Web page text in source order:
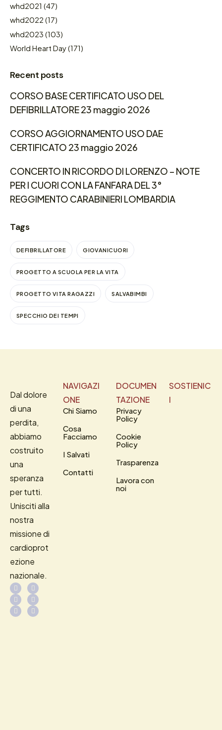
whd2021 (47)
whd2022 (17)
whd2023 (103)
World Heart Day(171)
Recent posts
CORSO BASE CERTIFICATO USO DEL
DEFIBRILLATORE 23 maggio 2026
CORSO AGGIORNAMENTO USO DAE
CERTIFICATO 23 maggio 2026
CONCERTO IN RICORDO DI LORENZO – NOTE
PER I CUORI CON LA FANFARA DEL 3°
REGGIMENTO CARABINIERI LOMBARDIA
Tags
DEFIBRILLATORE GIOVANICUORI
PROGETTO A SCUOLA PER LA VITA
PROGETTO VITA RAGAZZI SALVABIMBI
SPECCHIO DEI TEMPI
Dal dolore
di una
perdita,
abbiamo
costruito
una
speranza
per tutti.
Unisciti alla
nostra
missione di
cardioprot
ezione
nazionale.
NAVIGAZI
ONE
Chi Siamo
Cosa
Facciamo
I Salvati
Contatti
DOCUMEN
TAZIONE
Privacy
Policy
Cookie
Policy
Trasparenza
Lavora con
noi
SOSTIENIC
I